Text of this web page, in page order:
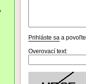
Prihláste sa a
Overovací text: